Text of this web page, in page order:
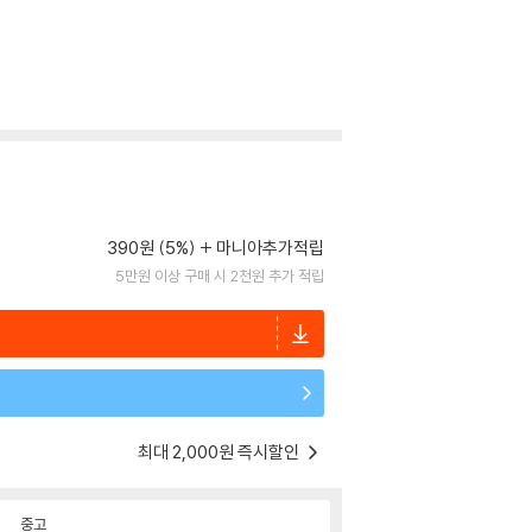
390원 (5%) 마니아추가적립
5만원 이상 구매 시 2천원 추가 적립
최대 2,000원 즉시할인
중고